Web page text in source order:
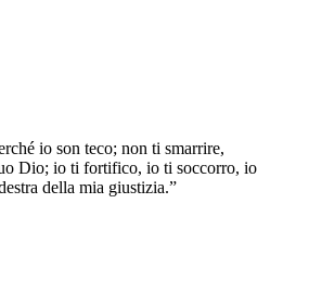
io son teco; non ti smarrire,
Dio; io ti fortifico, io ti soccorro, io
della mia giustizia.”